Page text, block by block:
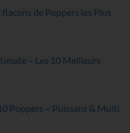
de Poppers les Plus
– Les 10 Meilleurs
Poppers – Puissant & Multi